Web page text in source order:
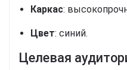
Каркас:
Цвет: синий.
Целевая